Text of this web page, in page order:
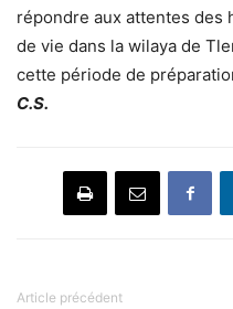
répondre aux attentes des
de vie dans la wilaya de
cette période de
C.S.
Article précédent